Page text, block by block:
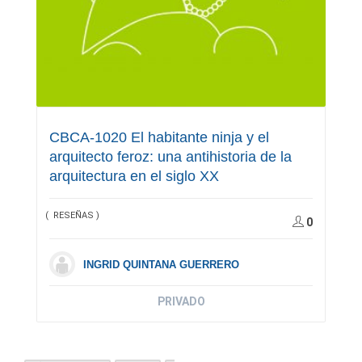
CBCA-1020 El habitante ninja y el
arquitecto feroz: una antihistoria de la
arquitectura en el siglo XX
( RESEÑAS )
0
INGRID QUINTANA GUERRERO
PRIVADO